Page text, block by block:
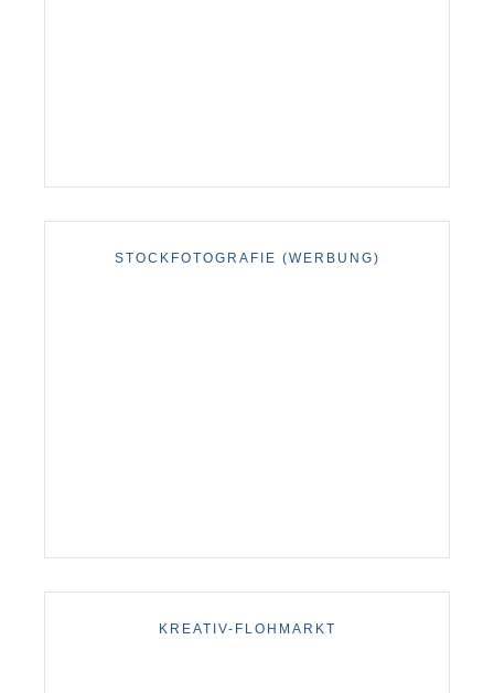
STOCKFOTOGRAFIE (WERBUNG)
KREATIV-FLOHMARKT